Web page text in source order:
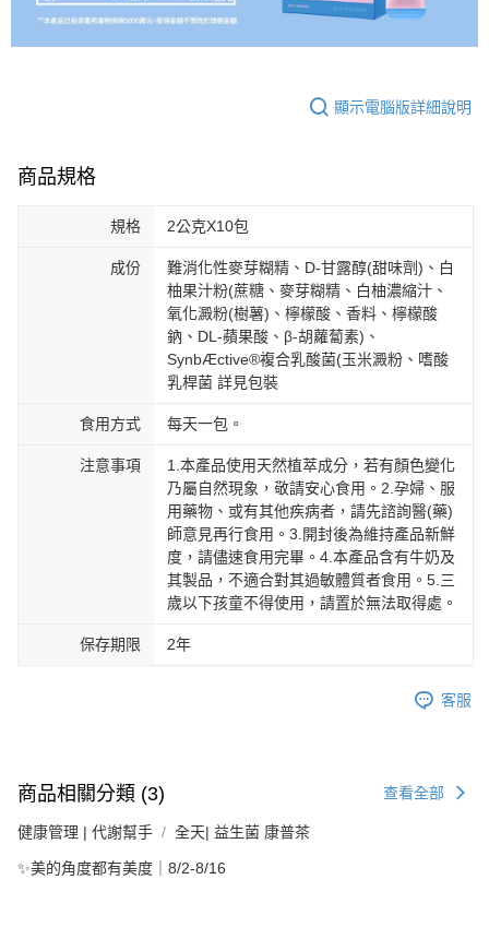
顯示電腦版詳細說明
商品規格
規格 2公克X10包
成份
難消化性麥芽糊精、D-甘露醇(甜味劑)、白
柚果汁粉(蔗糖、麥芽糊精、白柚濃縮汁、
氧化澱粉(樹薯)、檸檬酸、香料、檸檬酸
鈉、DL-蘋果酸、β-胡蘿蔔素)、
SynbÆctive®複合乳酸菌(玉米澱粉、嗜酸
乳桿菌 詳見包裝
食用方式 每天一包。
注意事項
1.本產品使用天然植萃成分，若有顏色變化
乃屬自然現象，敬請安心食用。2.孕婦、服
用藥物、或有其他疾病者，請先諮詢醫(藥)
師意見再行食用。3.開封後為維持產品新鮮
度，請儘速食用完畢。4.本產品含有牛奶及
其製品，不適合對其過敏體質者食用。5.三
歲以下孩童不得使用，請置於無法取得處。
保存期限 2年
客服
商品相關分類 (3) 查看全部
健康管理 | 代謝幫手 全天| 益生菌 康普茶
✨美的角度都有美度｜8/2-8/16